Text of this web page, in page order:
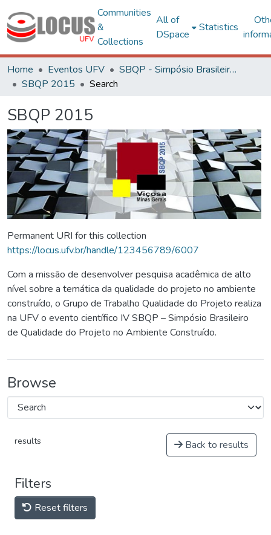
Communities
&
Collections
All of
DSpace
Statistics
Home Eventos UFV
SBQP - Simpósio Brasileiro de Qualidade do Projeto no Ambiente Construído
SBQP 2015
Search
SBQP 2015
Permanent URI for this collection
https://locus.ufv.br/handle/123456789/6007
Com a missão de desenvolver pesquisa acadêmica de alto
nível sobre a temática da qualidade do projeto no ambiente
construído, o Grupo de Trabalho Qualidade do Projeto realiza
na UFV o evento científico IV SBQP – Simpósio Brasileiro
de Qualidade do Projeto no Ambiente Construído.
Browse
results Back to results
Filters
Reset filters